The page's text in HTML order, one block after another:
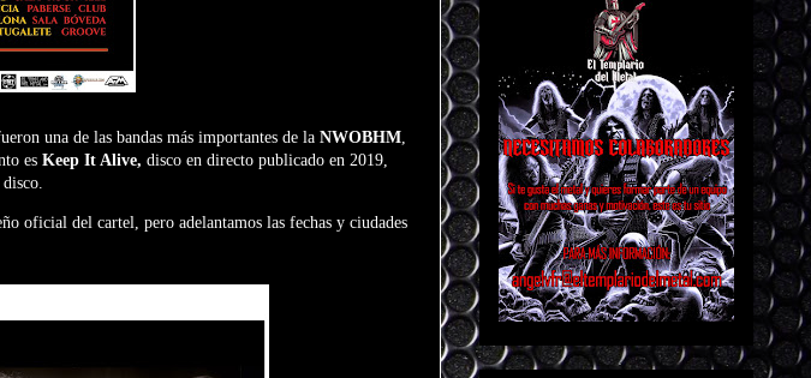
una de las bandas más importantes de la NWOBHM,
es Keep It Alive, disco en directo publicado en 2019,
oficial del cartel, pero adelantamos las fechas y ciudades